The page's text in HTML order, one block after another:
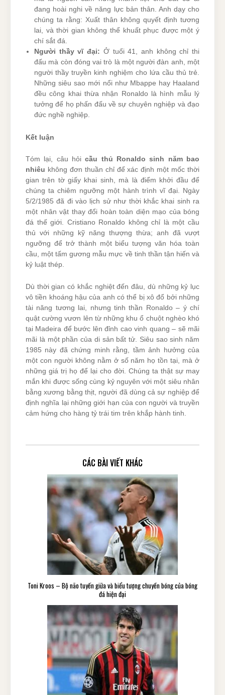
đang hoài nghi về năng lực bản thân. Anh dạy cho
chúng ta rằng: Xuất thân không quyết định tương
lai, và thời gian không thể khuất phục được một ý
chí sắt đá.
Người thầy vĩ đại: Ở tuổi 41, anh không chỉ thi
đấu mà còn đóng vai trò là một người đàn anh, một
người thầy truyền kinh nghiệm cho lứa cầu thủ trẻ.
Những siêu sao mới nổi như Mbappe hay Haaland
đều công khai thừa nhận Ronaldo là hình mẫu lý
tưởng để họ phấn đấu về sự chuyên nghiệp và đạo
đức nghề nghiệp.
Kết luận
Tóm lại, câu hỏicầu thủ Ronaldo sinh năm bao
nhiêu không đơn thuần chỉ để xác định một mốc thời
gian trên tờ giấy khai sinh, mà là điểm khởi đầu để
chúng ta chiêm ngưỡng một hành trình vĩ đại. Ngày
5/2/1985 đã đi vào lịch sử như thời khắc khai sinh ra
một nhân vật thay đổi hoàn toàn diện mạo của bóng
đá thế giới. Cristiano Ronaldo không chỉ là một cầu
thủ với những kỹ năng thượng thừa; anh đã vượt
ngưỡng để trở thành một biểu tượng văn hóa toàn
cầu, một tấm gương mẫu mực về tinh thần tận hiến và
kỷ luật thép.
Dù thời gian có khắc nghiệt đến đâu, dù những kỷ lục
vô tiền khoáng hậu của anh có thể bị xô đổ bởi những
tài năng tương lai, nhưng tinh thần Ronaldo – ý chí
quật cường vươn lên từ những khu ổ chuột nghèo khó
tại Madeira để bước lên đỉnh cao vinh quang – sẽ mãi
mãi là một phần của di sản bất tử. Siêu sao sinh năm
1985 này đã chứng minh rằng, tầm ảnh hưởng của
một con người không nằm ở số năm họ tồn tại, mà ở
những giá trị họ để lại cho đời. Chúng ta thật sự may
mắn khi được sống cùng kỷ nguyên với một siêu nhân
bằng xương bằng thịt, người đã dùng cả sự nghiệp để
định nghĩa lại những giới hạn của con người và truyền
cảm hứng cho hàng tỷ trái tim trên khắp hành tinh.
CÁC BÀI VIẾT KHÁC
Toni Kroos – Bộ não tuyến giữa và biểu tượng chuyền bóng của bóng
đá hiện đại